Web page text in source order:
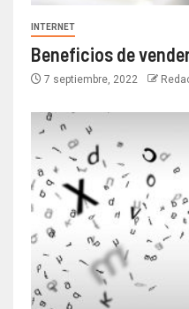
INTERNET
Beneficios de
7 septiembre, 2022